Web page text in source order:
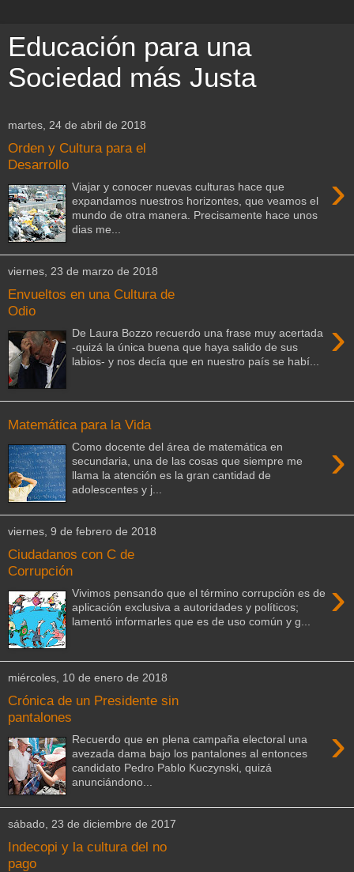
Educación para una
Sociedad más Justa
martes, 24 de abril de 2018
Orden y Cultura para el
Desarrollo
›
Viajar y conocer nuevas culturas hace que
expandamos nuestros horizontes, que veamos el
mundo de otra manera. Precisamente hace unos
dias me...
viernes, 23 de marzo de 2018
Envueltos en una Cultura de
Odio
›
De Laura Bozzo recuerdo una frase muy acertada
-quizá la única buena que haya salido de sus
labios- y nos decía que en nuestro país se habí...
Matemática para la Vida
›
Como docente del área de matemática en
secundaria, una de las cosas que siempre me
llama la atención es la gran cantidad de
adolescentes y j...
viernes, 9 de febrero de 2018
Ciudadanos con C de
Corrupción
›
Vivimos pensando que el término corrupción es de
aplicación exclusiva a autoridades y políticos;
lamentó informarles que es de uso común y g...
miércoles, 10 de enero de 2018
Crónica de un Presidente sin
pantalones
›
Recuerdo que en plena campaña electoral una
avezada dama bajo los pantalones al entonces
candidato Pedro Pablo Kuczynski, quizá
anunciándono...
sábado, 23 de diciembre de 2017
Indecopi y la cultura del no
pago